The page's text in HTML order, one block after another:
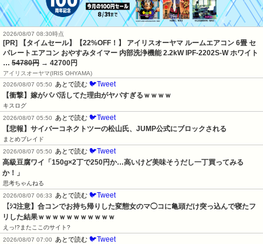
2026/08/07 08:30時点
[PR] 【タイムセール】【22%OFF！】 アイリスオーヤマ ルームエアコン 6畳 セ
パレートエアコン おやすみタイマー 内部洗浄機能 2.2kW IPF-2202S-W ホワイト
… 54780円 → 42700円
アイリスオーヤマ(IRIS OHYAMA)
2026/08/07 05:50
あとで読む 🐦Tweet
【衝撃】嫁がパパ活してた理由がヤバすぎるｗｗｗｗ
キスログ
2026/08/07 05:50
あとで読む 🐦Tweet
【悲報】サイバーコネクトツーの松山氏、JUMP公式にブロックされる
まとめブレイド
2026/08/07 05:50
あとで読む 🐦Tweet
高級豆腐ワイ「150g×2丁で250円か…高いけど美味そうだし一丁買ってみる
か！」
思考ちゃんねる
2026/08/07 06:33
あとで読む 🐦Tweet
【ｼｺ注意】合コンでお持ち帰りした変態女のマ◯コに亀頭だけ突っ込んで寝たフ
リした結果ｗｗｗｗｗｗｗｗｗｗｗ
えっ!?またここのサイト?
2026/08/07 07:00
あとで読む 🐦Tweet